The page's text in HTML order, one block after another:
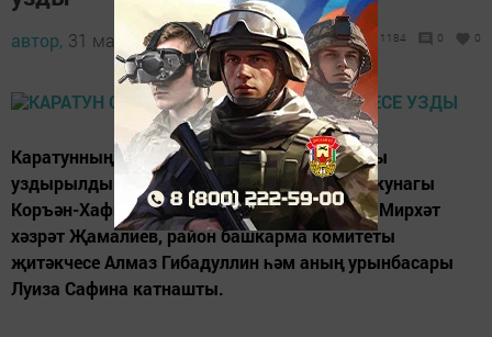
автор, 31 май 2018 - 14:07 1184 0 0
Каратунның тимер юл мәчетендә ифтар ашы
уздырылды. Авыз ачу мәҗлесендә Төркия кунагы
Коръән-Хафиз Али хәзрәт, район мөхтәсибе Мирхәт
хәзрәт Җамалиев, район башкарма комитеты
җитәкчесе Алмаз Гибадуллин һәм аның урынбасары
Луиза Сафина катнашты.